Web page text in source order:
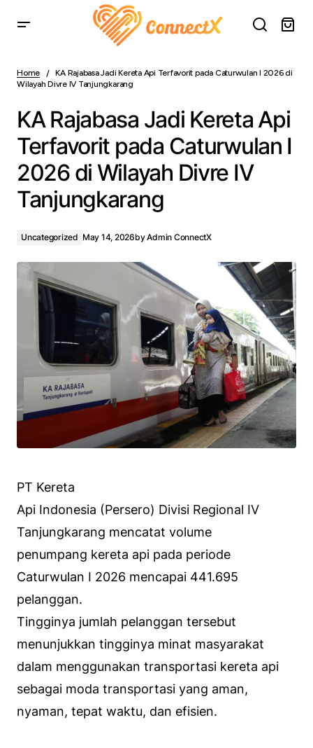
2026 di Wilayah Divre IV Tanjungkarang
Home
KA Rajabasa Jadi Kereta Api Terfavorit pada Caturwulan I 2026 di
Wilayah Divre IV Tanjungkarang
KA Rajabasa Jadi Kereta Api
Terfavorit pada Caturwulan I
2026 di Wilayah Divre IV
Tanjungkarang
Uncategorized May 14, 2026byAdmin ConnectX
PT Kereta
Api Indonesia (Persero) Divisi Regional IV
Tanjungkarang mencatat volume
penumpang kereta api pada periode
Caturwulan I 2026 mencapai 441.695
pelanggan.
Tingginya jumlah pelanggan tersebut
menunjukkan tingginya minat masyarakat
dalam menggunakan transportasi kereta api
sebagai moda transportasi yang aman,
nyaman, tepat waktu, dan efisien.